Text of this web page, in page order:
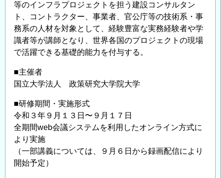
等のインフラプロジェクトを担う建設コンサルタン
ト、コントラクター、事業者、官公庁等の技術系・事
務系の人材を対象として、経験豊富な実務経験者や学
識者等が講師となり、世界各国のプロジェクトの現場
で活躍できる基礎的能力を付与する。
■主催者
国立大学法人 政策研究大学院大学
■研修期間・実施形式
令和３年９月１３日〜９月１７日
全期間web会議システムを利⽤したオンライン⽅式に
より実施
（⼀部講義については、９月６日から録画配信により
開始予定）